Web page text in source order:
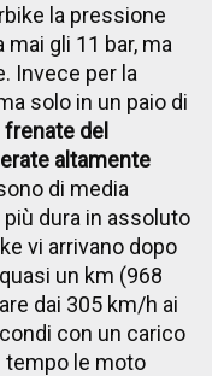
la pressione
gli 11 bar, ma
Invece per la
solo in un paio di
frenate del
altamente
di media
dura in assoluto
vi arrivano dopo
un km (968
dai 305 km/h ai
con un carico
tempo le moto